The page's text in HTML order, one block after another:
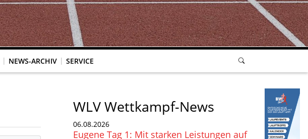
NEWS-ARCHIV SERVICE
WLV Wettkampf-News
06.08.2026
Eugene Tag 1: Mit starken Leistungen auf